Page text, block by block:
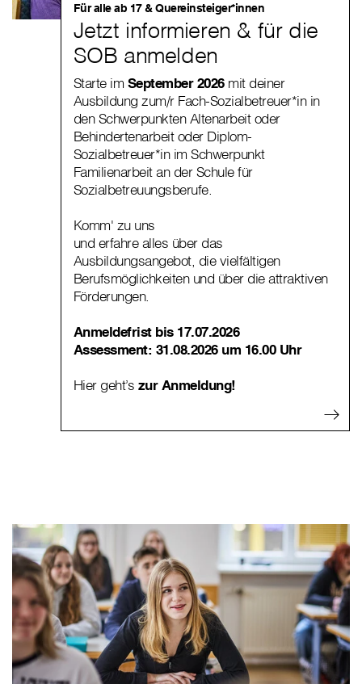
Für alle ab 17 & Quereinsteiger*innen
Jetzt informieren & für die
SOB anmelden
Starte im September 2026mit deiner
Ausbildung zum/r Fach-Sozialbetreuer*in in
den Schwerpunkten Altenarbeit oder
Behindertenarbeit oder Diplom-
Sozialbetreuer*in im Schwerpunkt
Familienarbeit an der Schule für
Sozialbetreuungsberufe.
Komm' zu uns
und erfahre alles über das
Ausbildungsangebot, die vielfältigen
Berufsmöglichkeiten und über die attraktiven
Förderungen.
Anmeldefrist bis 17.07.2026
Assessment: 31.08.2026 um 16.00 Uhr
Hier geht’s zur Anmeldung!